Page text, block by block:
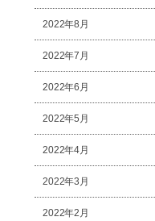
2022年8月
2022年7月
2022年6月
2022年5月
2022年4月
2022年3月
2022年2月